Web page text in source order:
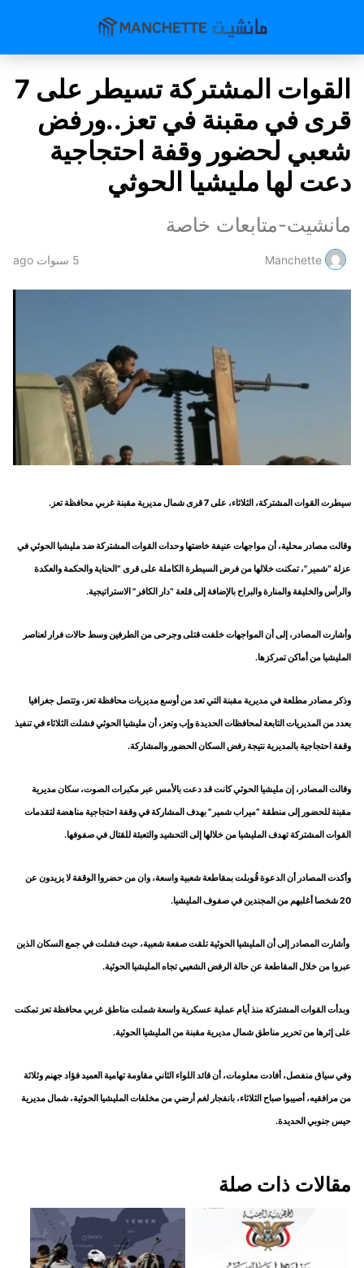
القوات المشتركة تسيطر على 7
قرى في مقبنة في تعز..ورفض
شعبي لحضور وقفة احتجاجية
دعت لها مليشيا الحوثي
مانشيت-متابعات خاصة
Manchette 5 سنوات ago
سيطرت القوات المشتركة، الثلاثاء، على 7 قرى شمال مديرية مقبنة غربي محافظة تعز.
وقالت مصادر محلية، أن مواجهات عنيفة خاضتها وحدات القوات المشتركة ضد مليشيا الحوثي في
عزلة “شمير”، تمكنت خلالها من فرض السيطرة الكاملة على قرى “الحناية والحكمة والعكدة
والرأس والخليفة والمنارة والبراح بالإضافة إلى قلعة “دار الكافر” الاستراتيجية.
وأشارت المصادر، إلى أن المواجهات خلفت قتلى وجرحى من الطرفين وسط حالات فرار لعناصر
المليشيا من أماكن تمركزها.
وذكر مصادر مطلعة في مديرية مقبنة التي تعد من أوسع مديريات محافظة تعز، وتتصل جغرافيا
بعدد من المديريات التابعة لمحافظات الحديدة وإب وتعز، أن مليشيا الحوثي فشلت الثلاثاء في تنفيذ
وقفة احتجاجية بالمديرية نتيجة رفض السكان الحضور والمشاركة.
وقالت المصادر، إن مليشيا الحوثي كانت قد دعت بالأمس عبر مكبرات الصوت، سكان مديرية
مقبنة للحضور إلى منطقة “ميراب شمير” بهدف المشاركة في وقفة احتجاجية مناهضة لتقدمات
القوات المشتركة تهدف المليشيا من خلالها إلى التحشيد والتعبئة للقتال في صفوفها.
وأكدت المصادر أن الدعوة قُوبلت بمقاطعة شعبية واسعة، وان من حضروا الوقفة لا يزيدون عن
20 شخصا أغلبهم من المجندين في صفوف المليشيا.
وأشارت المصادر إلى أن المليشيا الحوثية تلقت صفعة شعبية، حيث فشلت في جمع السكان الذين
عبروا من خلال المقاطعة عن حالة الرفض الشعبي تجاه المليشيا الحوثية.
وبدأت القوات المشتركة منذ أيام عملية عسكرية واسعة شملت مناطق غربي محافظة تعز تمكنت
على إثرها من تحرير مناطق شمال مديرية مقبنة من المليشيا الحوثية.
وفي سياق منفصل، أفادت معلومات، أن قائد اللواء الثاني مقاومة تهامية العميد فؤاد جهنم وثلاثة
من مرافقيه، أصيبوا صباح الثلاثاء، بانفجار لغم أرضي من مخلفات المليشيا الحوثية، شمال مديرية
حيس جنوبي الحديدة.
مقالات ذات صلة